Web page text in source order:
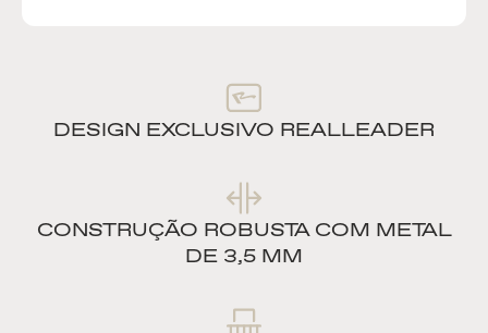
DESIGN EXCLUSIVO REALLEADER
CONSTRUÇÃO ROBUSTA COM METAL
DE 3,5 MM